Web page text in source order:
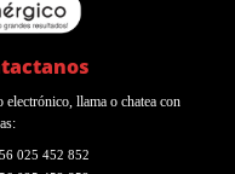
electrónico, llama o chatea con
025 452 852